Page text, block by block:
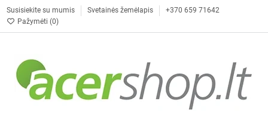
Susisiekite su mumis Svetainės žemėlapis
+370 659 71642
Pažymėti (0)